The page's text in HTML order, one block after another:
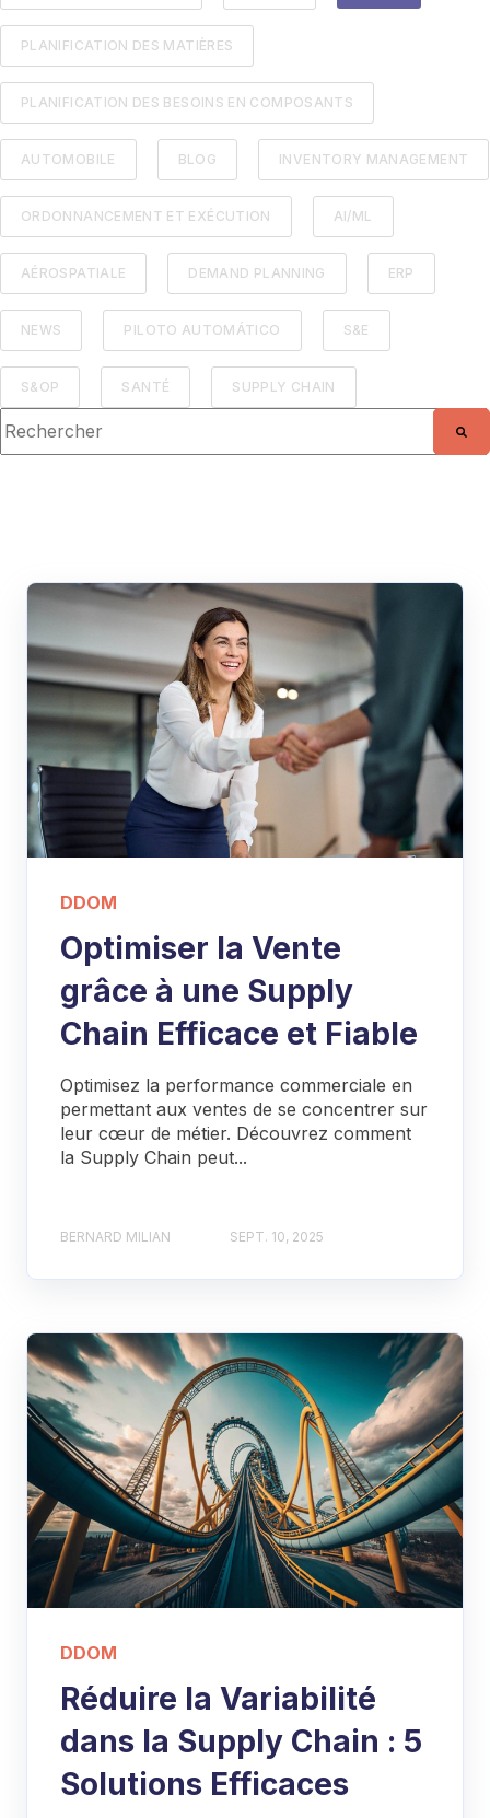
PLANIFICATION DES MATIÈRES
PLANIFICATION DES BESOINS EN COMPOSANTS
AUTOMOBILE BLOG INVENTORY MANAGEMENT
ORDONNANCEMENT ET EXÉCUTION AI/ML
AÉROSPATIALE DEMAND PLANNING ERP
NEWS PILOTO AUTOMÁTICO S&E
S&OP SANTÉ SUPPLY CHAIN
Il s'agit d'un champ de recherche auquel est associée une
DDOM
Optimiser la Vente
grâce à une Supply
Chain Efficace et Fiable
Optimisez la performance commerciale en
permettant aux ventes de se concentrer sur
leur cœur de métier. Découvrez comment
la Supply Chain peut...
BERNARD MILIAN SEPT. 10, 2025
DDOM
Réduire la Variabilité
dans la Supply Chain : 5
Solutions Efficaces